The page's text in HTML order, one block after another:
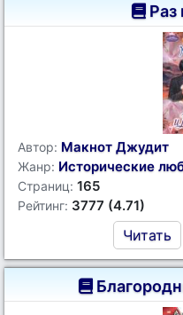
Раз
Автор: Макнот Джудит
Жанр: Исторические
Страниц: 165
Рейтинг: 3777 (4.71)
Читать